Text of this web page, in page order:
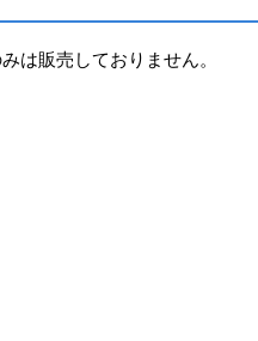
は販売しておりません。